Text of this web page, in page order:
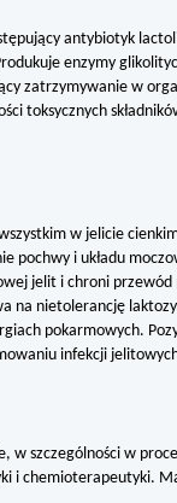
antybiotyk
enzymy
zatrzymywanie w
toksycznych
w jelicie
pochwy i układu
jelit i chroni
na nietolerancję
pokarmowych.
infekcji
w szczególności w
i chemioterapeutyki.